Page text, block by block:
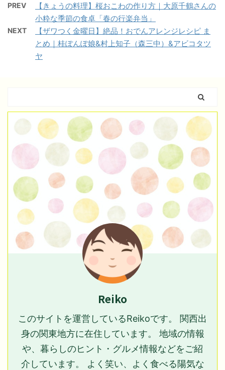
PREV
【きょうの料理】桜おこわの作り方｜大原千鶴さんの
小粋な季節の食卓「春の行楽弁当」
NEXT
【ザワつく金曜日】絶品！おでんアレンジレシピ ま
とめ｜桂ぽんぽ娘&村上知子（森三中）&アビコタツ
ヤ
Reiko
このサイトを運営しているReikoです。 関西出
身の関東地方に在住しています。 地域の情報
や、暮らしのヒント・グルメ情報などをご紹
介しています。 よく笑い、よく食べる陽気な